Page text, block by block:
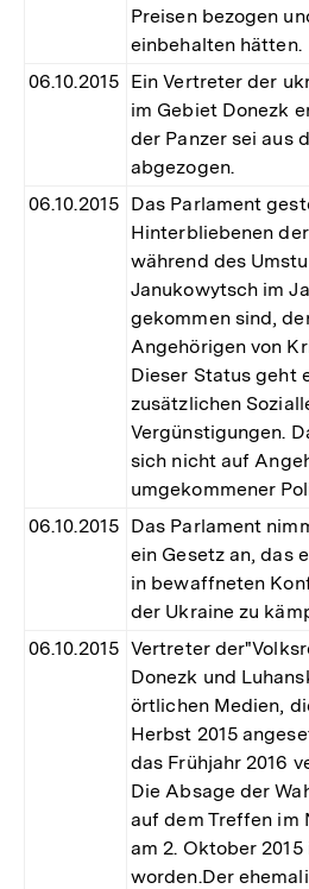
Preisen bezogen
einbehalten hätten.
06.10.2015 Ein Vertreter der
im Gebiet Donezk
der Panzer sei aus
abgezogen.
06.10.2015 Das Parlament
Hinterbliebenen
während des
Janukowytsch im
gekommen sind,
Angehörigen von
Dieser Status geht
zusätzlichen
Vergünstigungen.
sich nicht auf
umgekommener
06.10.2015 Das Parlament
ein Gesetz an, das
in bewaffneten
der Ukraine zu
06.10.2015 Vertreter
Donezk und
örtlichen Medien,
Herbst 2015
das Frühjahr 2016
Die Absage der
auf dem Treffen im
am 2. Oktober
worden.Der